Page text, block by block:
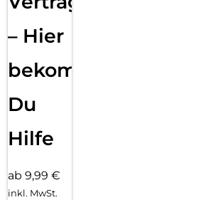
– Hier
bekommst
Du
Hilfe
ab 9,99 €
inkl. MwSt.